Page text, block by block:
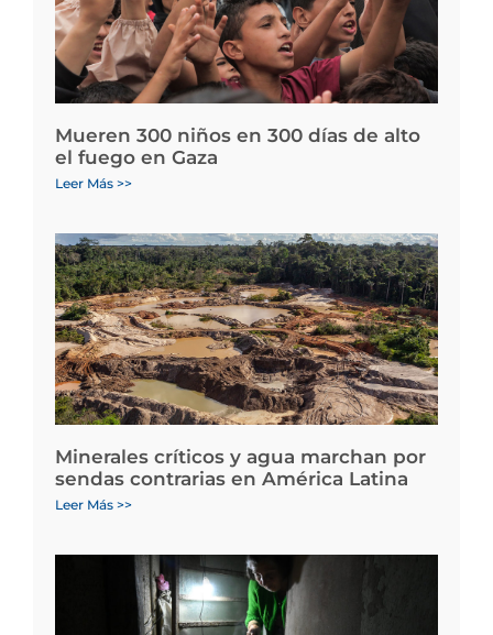
Mueren 300 niños en 300 días de alto
el fuego en Gaza
Leer Más >>
Minerales críticos y agua marchan por
sendas contrarias en América Latina
Leer Más >>